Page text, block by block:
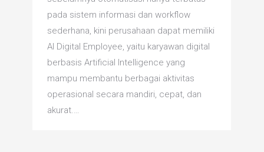
pada sistem informasi dan workflow
sederhana, kini perusahaan dapat memiliki
AI Digital Employee, yaitu karyawan digital
berbasis Artificial Intelligence yang
mampu membantu berbagai aktivitas
operasional secara mandiri, cepat, dan
akurat.…